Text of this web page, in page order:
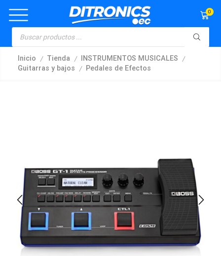
0
Inicio / Tienda / INSTRUMENTOS MUSICALES /
Guitarras y bajos / Pedales de Efectos